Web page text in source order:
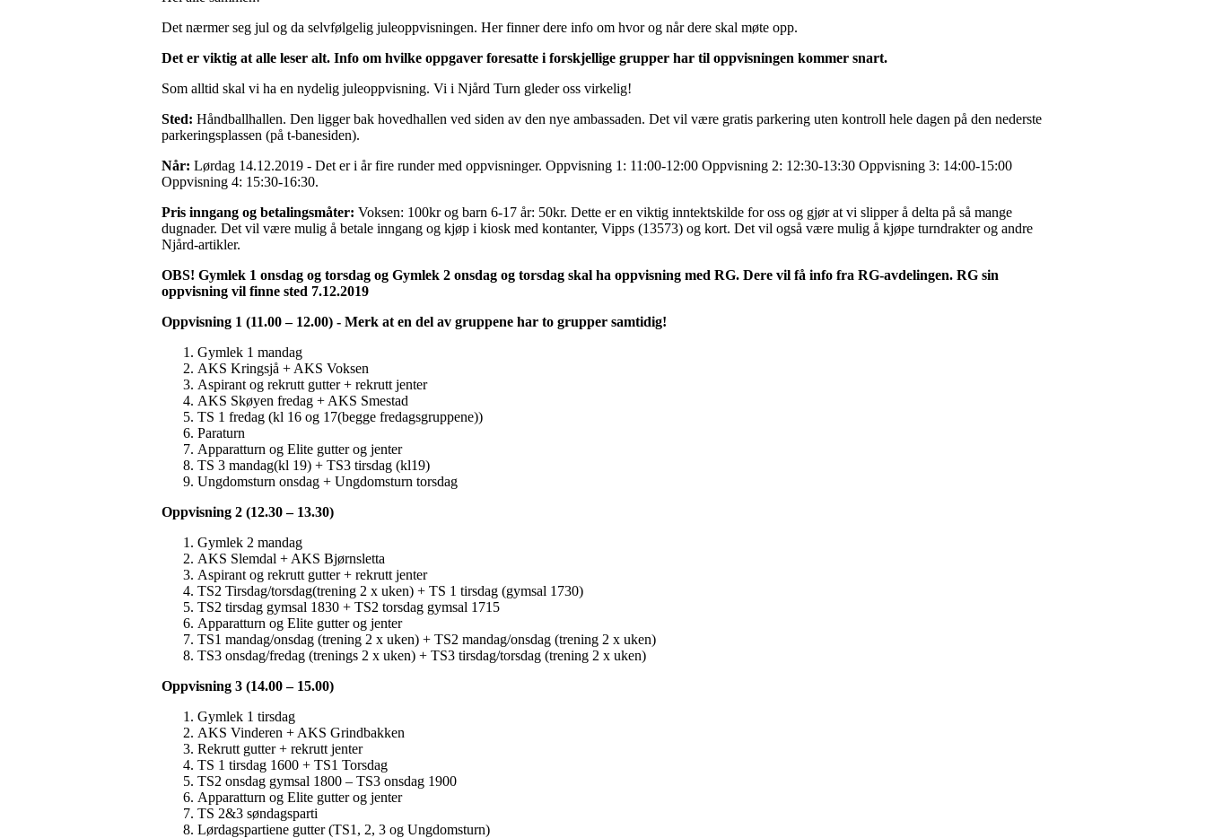
Det nærmer seg jul og da selvfølgelig juleoppvisningen. Her finner dere info om hvor og når dere skal møte opp.
Det er viktig at alle leser alt. Info om hvilke oppgaver foresatte i forskjellige grupper har til oppvisningen kommer snart.
Som alltid skal vi ha en nydelig juleoppvisning. Vi i Njård Turn gleder oss virkelig!
Sted: Håndballhallen. Den ligger bak hovedhallen ved siden av den nye ambassaden. Det vil være gratis parkering uten kontroll hele dagen på den nederste
parkeringsplassen (på t-banesiden).
Når: Lørdag 14.12.2019 - Det er i år fire runder med oppvisninger. Oppvisning 1: 11:00-12:00 Oppvisning 2: 12:30-13:30 Oppvisning 3: 14:00-15:00
Oppvisning 4: 15:30-16:30.
Pris inngang og betalingsmåter: Voksen: 100kr og barn 6-17 år: 50kr. Dette er en viktig inntektskilde for oss og gjør at vi slipper å delta på så mange
dugnader. Det vil være mulig å betale inngang og kjøp i kiosk med kontanter, Vipps (13573) og kort. Det vil også være mulig å kjøpe turndrakter og andre
Njård-artikler.
OBS! Gymlek 1 onsdag og torsdag og Gymlek 2 onsdag og torsdag skal ha oppvisning med RG. Dere vil få info fra RG-avdelingen. RG sin
oppvisning vil finne sted 7.12.2019
Oppvisning 1 (11.00 – 12.00) - Merk at en del av gruppene har to grupper samtidig!
Gymlek 1 mandag
AKS Kringsjå + AKS Voksen
Aspirant og rekrutt gutter + rekrutt jenter
AKS Skøyen fredag + AKS Smestad
TS 1 fredag (kl 16 og 17(begge fredagsgruppene))
Paraturn
Apparatturn og Elite gutter og jenter
TS 3 mandag(kl 19) + TS3 tirsdag (kl19)
Ungdomsturn onsdag + Ungdomsturn torsdag
Oppvisning 2 (12.30 – 13.30)
Gymlek 2 mandag
AKS Slemdal + AKS Bjørnsletta
Aspirant og rekrutt gutter + rekrutt jenter
TS2 Tirsdag/torsdag(trening 2 x uken) + TS 1 tirsdag (gymsal 1730)
TS2 tirsdag gymsal 1830 + TS2 torsdag gymsal 1715
Apparatturn og Elite gutter og jenter
TS1 mandag/onsdag (trening 2 x uken) + TS2 mandag/onsdag (trening 2 x uken)
TS3 onsdag/fredag (trenings 2 x uken) + TS3 tirsdag/torsdag (trening 2 x uken)
Oppvisning 3 (14.00 – 15.00)
Gymlek 1 tirsdag
AKS Vinderen + AKS Grindbakken
Rekrutt gutter + rekrutt jenter
TS 1 tirsdag 1600 + TS1 Torsdag
TS2 onsdag gymsal 1800 – TS3 onsdag 1900
Apparatturn og Elite gutter og jenter
TS 2&3 søndagsparti
Lørdagspartiene gutter (TS1, 2, 3 og Ungdomsturn)